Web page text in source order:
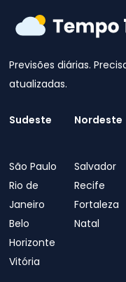
Previsões diárias.
atualizadas.
Sudeste
São Paulo
Rio de
Janeiro
Belo
Horizonte
Vitória
Nordeste
Salvador
Recife
Fortaleza
Natal